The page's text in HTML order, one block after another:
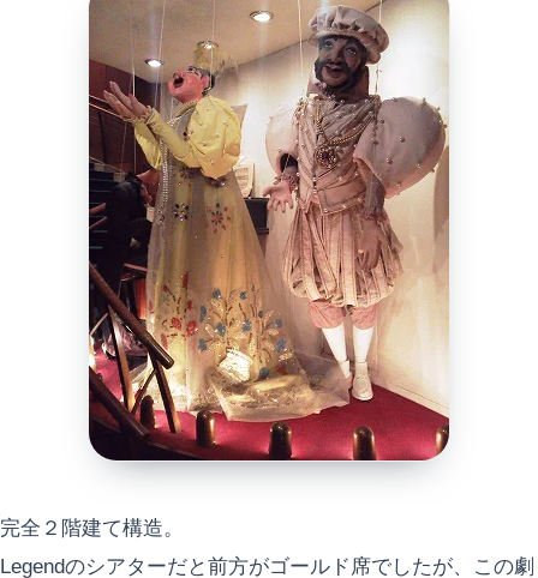
完全２階建て構造。
Legendのシアターだと前方がゴールド席でしたが、この劇